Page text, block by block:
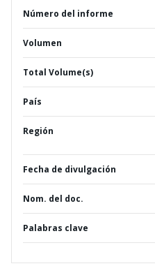
Número del informe
Volumen
Total Volume(s)
País
Región
Fecha de divulgación
Nom. del doc.
Palabras clave